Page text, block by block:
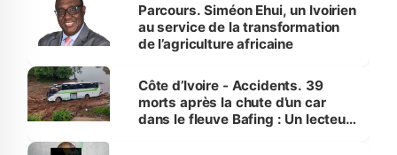
Parcours. Siméon Ehui, un Ivoirien
au service de la transformation
de l’agriculture africaine
Côte d’Ivoire - Accidents. 39
morts après la chute d’un car
dans le fleuve Bafing : Un lecteur